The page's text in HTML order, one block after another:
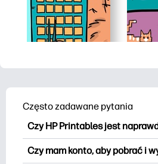
Często zadawane pytania
Czy HP Printables jest
HP Printables oferuje ponad
materiałów do wydrukowania
Czy mam konto, aby pobrać i